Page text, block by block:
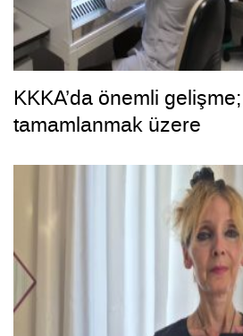
KKKA’da önemli gelişme;
tamamlanmak üzere